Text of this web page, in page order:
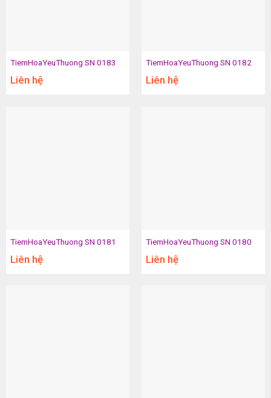
TiemHoaYeuThuong SN 0183
Liên hệ
TiemHoaYeuThuong SN 0182
Liên hệ
TiemHoaYeuThuong SN 0181
Liên hệ
TiemHoaYeuThuong SN 0180
Liên hệ